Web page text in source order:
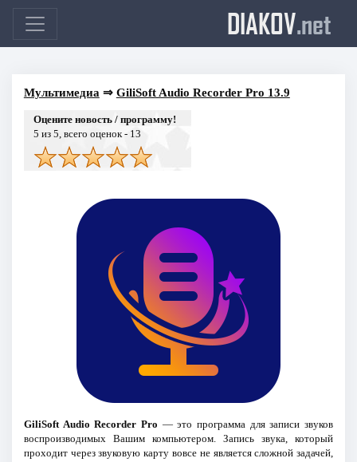
DIAKOV.net
Мультимедиа ⇒ GiliSoft Audio Recorder Pro 13.9
Оцените новость / программу!
5 из 5, всего оценок - 13
GiliSoft Audio Recorder Pro — это программа для записи звуков
воспроизводимых Вашим компьютером. Запись звука, который
проходит через звуковую карту вовсе не является сложной задачей,